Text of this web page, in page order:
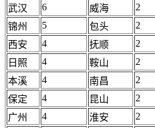
武汉
6 威海 2
锦州
5 包头 2
西安
4 抚顺 2
日照
4 鞍山 2
本溪
4 南昌 2
保定
4 昆山 2
广州
4 淮安 2